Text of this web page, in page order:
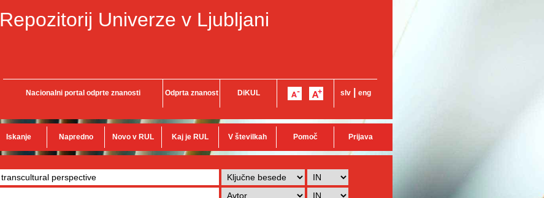
Repozitorij Univerze v Ljubljani
Nacionalni portal odprte znanosti Odprta znanost DiKUL slv eng
Iskanje Napredno Novo v RUL Kaj je RUL V številkah Pomoč Prijava